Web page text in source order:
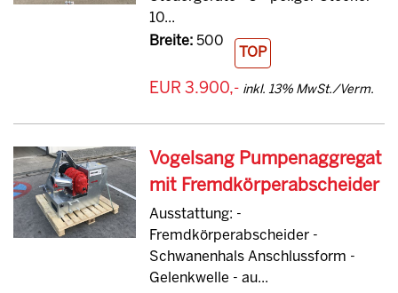
10...
Breite:500
TOP
EUR 3.900,- inkl. 13% MwSt./Verm.
Vogelsang Pumpenaggregat
mit Fremdkörperabscheider
Ausstattung: -
Fremdkörperabscheider -
Schwanenhals Anschlussform -
Gelenkwelle - au...